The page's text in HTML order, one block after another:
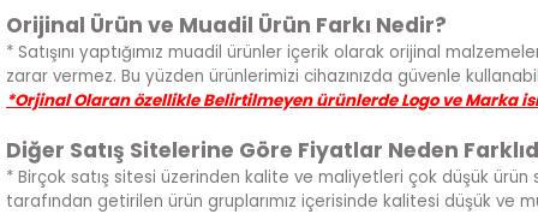
Orijinal Ürün ve Muadil Ürün Farkı Nedir?
* Satışını yaptığımız muadil ürünler içerik olarak orijinal
zarar vermez. Bu yüzden ürünlerimizi cihazınızda güvenle
*Orjinal Olaran özellikle Belirtilmeyen ürünlerde Logo ve Marka
Diğer Satış Sitelerine Göre Fiyatlar Neden
* Birçok satış sitesi üzerinden kalite ve maliyetleri çok düşük ürün
tarafından getirilen ürün gruplarımız içerisinde kalitesi düşük ve